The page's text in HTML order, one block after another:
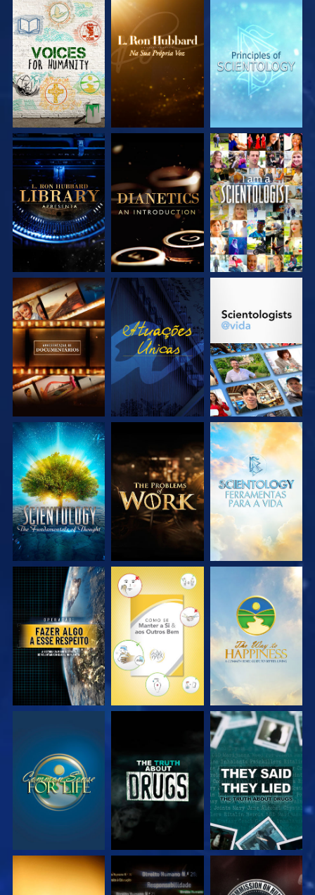
EXPLORE A SÉRIE EXPLORE A SÉRIE EXPLORE A SÉRIE
EXPLORE A SÉRIE EXPLORE A SÉRIE VEJA
EXPLORE A SÉRIE VEJA EXPLORE A SÉRIE
EXPLORE A SÉRIE EXPLORE A SÉRIE EXPLORE A SÉRIE
VEJA VEJA VEJA
VEJA VEJA VEJA